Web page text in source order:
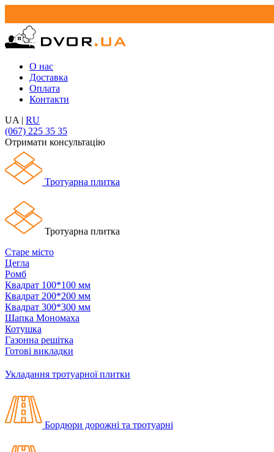
О нас
Доставка
Оплата
Контакти
UA | RU
(067) 225 35 35
Отримати консультацію
Тротуарна плитка
Тротуарна плитка
Старе місто
Цегла
Ромб
Квадрат 100*100 мм
Квадрат 200*200 мм
Квадрат 300*300 мм
Шапка Мономаха
Котушка
Газонна решітка
Готові викладки
Укладання тротуарної плитки
Бордюри дорожні та тротуарні